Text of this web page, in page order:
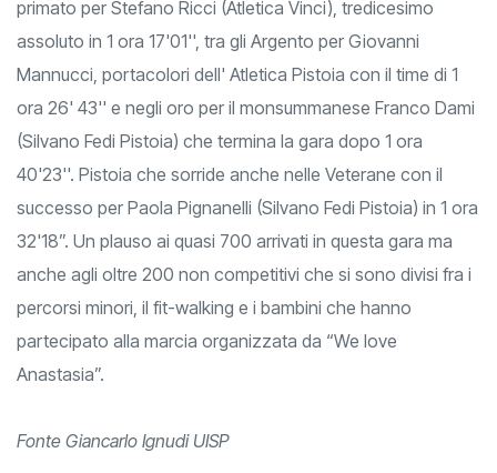
primato per Stefano Ricci (Atletica Vinci), tredicesimo
assoluto in 1 ora 17'01'', tra gli Argento per Giovanni
Mannucci, portacolori dell' Atletica Pistoia con il time di 1
ora 26' 43'' e negli oro per il monsummanese Franco Dami
(Silvano Fedi Pistoia) che termina la gara dopo 1 ora
40'23''. Pistoia che sorride anche nelle Veterane con il
successo per Paola Pignanelli (Silvano Fedi Pistoia) in 1 ora
32'18”. Un plauso ai quasi 700 arrivati in questa gara ma
anche agli oltre 200 non competitivi che si sono divisi fra i
percorsi minori, il fit-walking e i bambini che hanno
partecipato alla marcia organizzata da “We love
Anastasia”.
Fonte Giancarlo Ignudi UISP